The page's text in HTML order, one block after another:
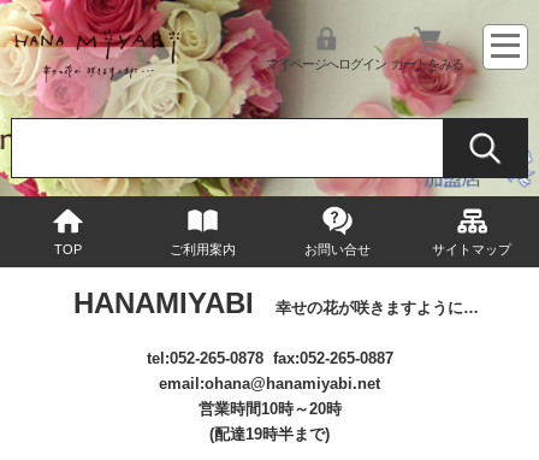
マイページへログイン カートをみる
TOP ご利用案内 お問い合せ サイトマップ
HANAMIYABI 幸せの花が咲きますように…
tel:052-265-0878fax:052-265-0887
email :ohana@hanamiyabi.net
営業時間10時～20時
(配達19時半まで)